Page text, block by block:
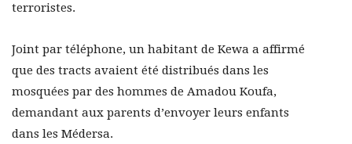
terroristes.
Joint par téléphone, un habitant de Kewa a affirmé
que des tracts avaient été distribués dans les
mosquées par des hommes de Amadou Koufa,
demandant aux parents d’envoyer leurs enfants
dans les Médersa.